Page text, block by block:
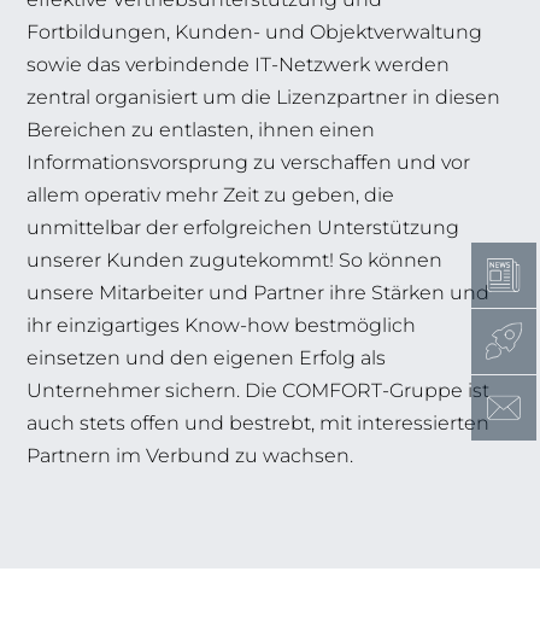
Fortbildungen, Kunden- und Objektverwaltung
sowie das verbindende IT-Netzwerk werden
zentral organisiert um die Lizenzpartner in diesen
Bereichen zu entlasten, ihnen einen
Informationsvorsprung zu verschaffen und vor
allem operativ mehr Zeit zu geben, die
unmittelbar der erfolgreichen Unterstützung
unserer Kunden zugutekommt! So können
unsere Mitarbeiter und Partner ihre Stärken und
ihr einzigartiges Know-how bestmöglich
einsetzen und den eigenen Erfolg als
Unternehmer sichern. Die COMFORT-Gruppe ist
auch stets offen und bestrebt, mit interessierten
Partnern im Verbund zu wachsen.